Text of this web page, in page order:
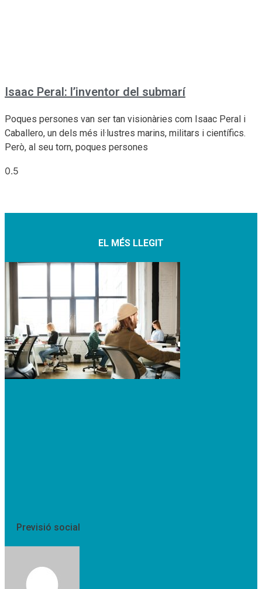
Isaac Peral: l’inventor del submarí
Poques persones van ser tan visionàries com Isaac Peral i
Caballero, un dels més il·lustres marins, militars i científics.
Però, al seu torn, poques persones
EL MÉS LLEGIT
Previsió social